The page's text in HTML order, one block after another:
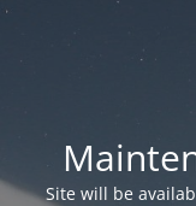
Site will be